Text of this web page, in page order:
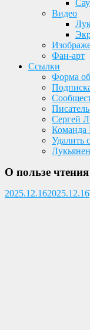
Видео
Фан-арт
Ссылки
Форма
Сергей
Команда
Удалить
О пользе
Опубликовано
2025.12.162025.12.16